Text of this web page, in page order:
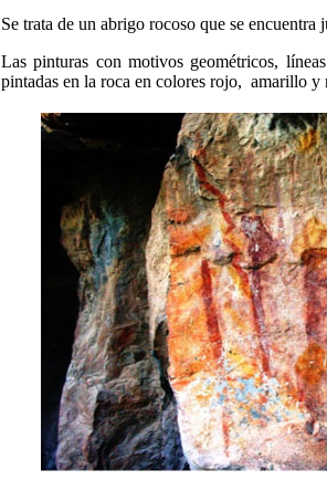
Se trata de un abrigo rocoso que se
Las pinturas con motivos geométricos,
pintadas en la roca en colores rojo, amarillo y